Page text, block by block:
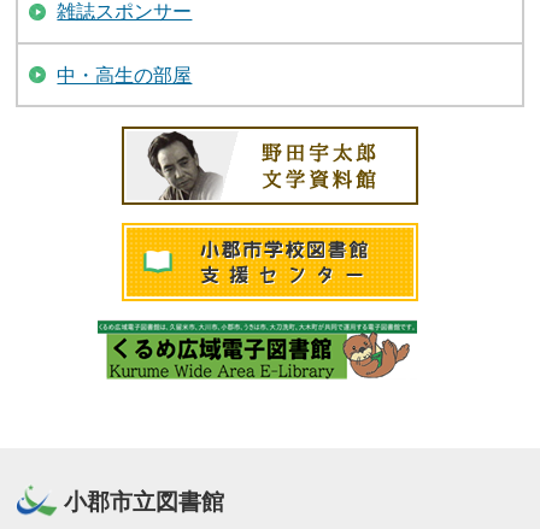
雑誌スポンサー
中・高生の部屋
小郡市立図書館